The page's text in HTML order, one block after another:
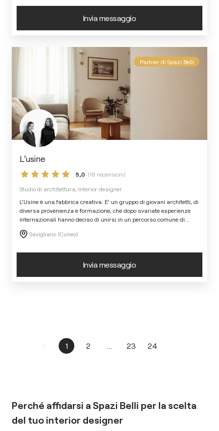
Invia messaggio
Partner di Spazi Belli
L’usine
5,0 (18 recensioni)
Studio di architettura, Interior designer
L’Usine è una fabbrica creativa. E’ un gruppo di giovani architetti, di
diversa provenienza e formazione, che dopo svariate esperienze
internazionali hanno deciso di unirsi in un percorso comune di
Savigliano (Cuneo)
Invia messaggio
1 2 23 24
Perché affidarsi a Spazi Belli per la scelta
del tuo interior designer